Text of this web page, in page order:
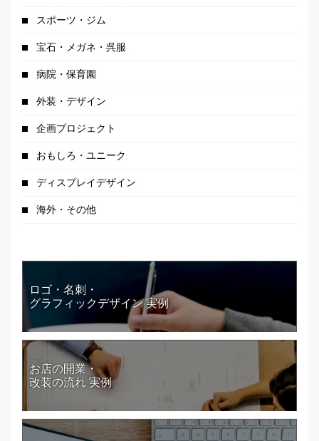
スポーツ・ジム
宝石・メガネ・呉服
病院・保育園
外装・デザイン
企画プロジェクト
おもしろ・ユニーク
ディスプレイデザイン
海外・その他
ロゴ・名刺・
グラフィックデザイン 実例
お店の開業・
改装の流れ 実例